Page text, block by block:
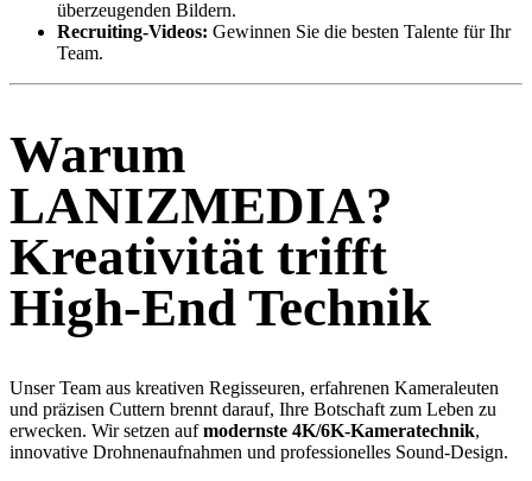
überzeugenden Bildern.
Recruiting-Videos: Gewinnen Sie die besten Talente für Ihr
Team.
Warum
LANIZMEDIA?
Kreativität trifft
High-End Technik
Unser Team aus kreativen Regisseuren, erfahrenen Kameraleuten
und präzisen Cuttern brennt darauf, Ihre Botschaft zum Leben zu
erwecken. Wir setzen aufmodernste 4K/6K-Kameratechnik,
innovative Drohnenaufnahmen und professionelles Sound-Design.